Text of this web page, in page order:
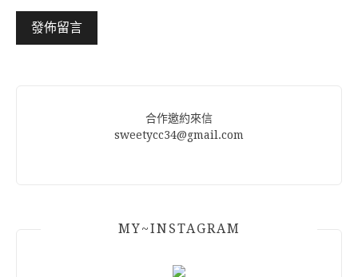
合作邀約來信
sweetycc34@gmail.com
MY~INSTAGRAM